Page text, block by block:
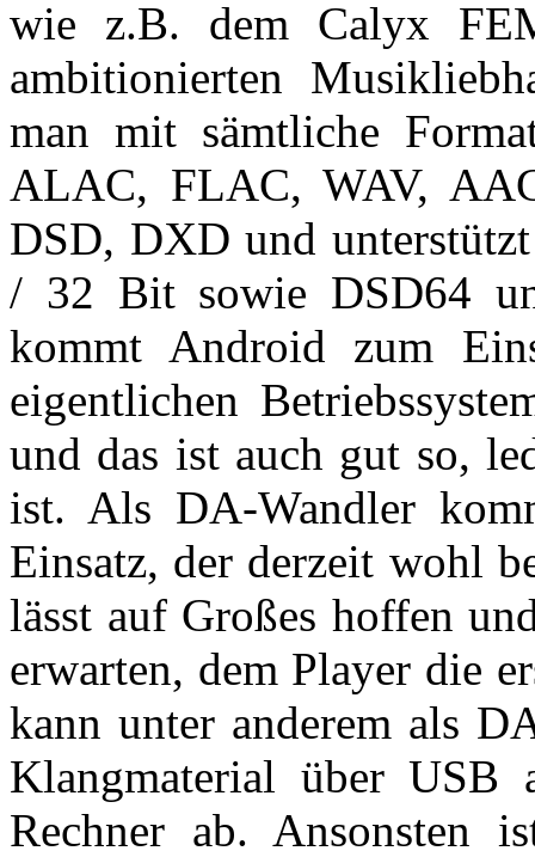
wie z.B. dem Calyx
ambitionierten
man mit sämtliche
ALAC, FLAC, WAV,
DSD, DXD und
/ 32 Bit sowie DSD64
kommt Android zum
eigentlichen
und das ist auch gut so,
ist. Als DA-Wandler
Einsatz, der derzeit wohl
lässt auf Großes hoffen
erwarten, dem Player die
kann unter anderem als
Klangmaterial über USB
Rechner ab. Ansonsten